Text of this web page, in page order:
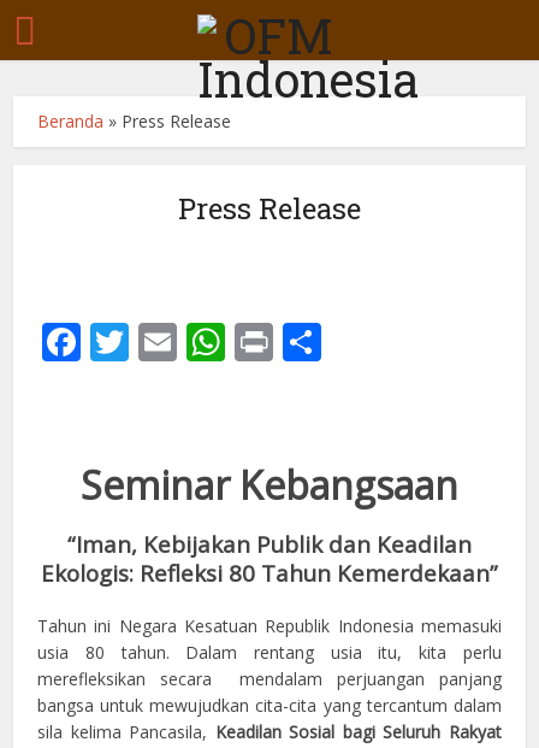
Beranda » Press Release
Press Release
Facebook
Twitter
EmailWhatsApp
Print
Seminar Kebangsaan
“Iman, Kebijakan Publik dan Keadilan
Ekologis: Refleksi 80 Tahun Kemerdekaan”
Tahun ini Negara Kesatuan Republik Indonesia memasuki
usia 80 tahun. Dalam rentang usia itu, kita perlu
merefleksikan secara mendalam perjuangan panjang
bangsa untuk mewujudkan cita-cita yang tercantum dalam
sila kelima Pancasila, Keadilan Sosial bagi Seluruh Rakyat